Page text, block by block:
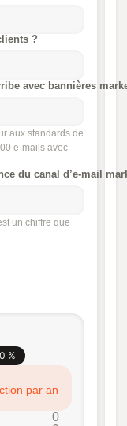
?
avec bannières
aux standards de
e-mails avec
du canal d’e-mail
un chiffre que
%
par an
0